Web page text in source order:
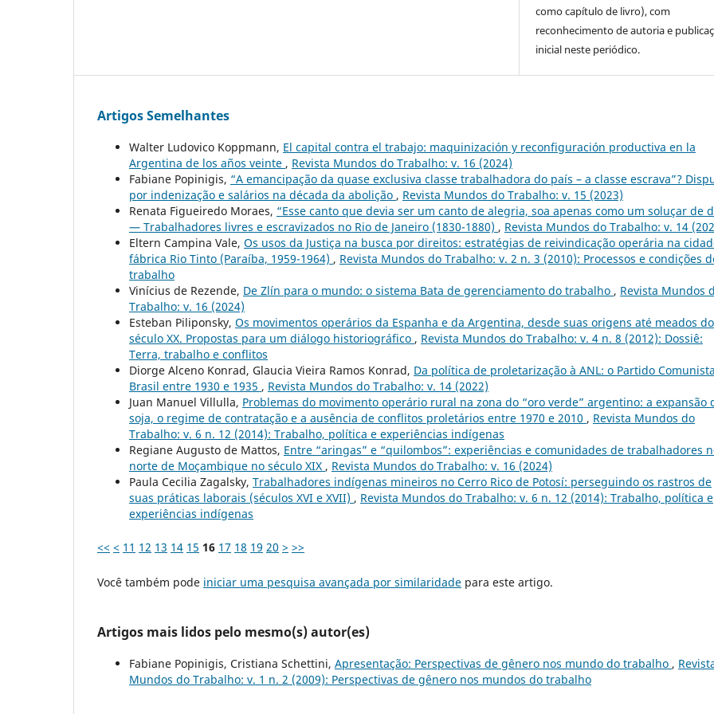
como capítulo de livro), com
reconhecimento de autoria e
inicial neste periódico.
Artigos Semelhantes
Walter Ludovico Koppmann, El capital contra el trabajo: maquinización y reconfiguración productiva en la
Argentina de los años veinte , Revista Mundos do Trabalho: v. 16 (2024)
Fabiane Popinigis, “A emancipação da quase exclusiva classe trabalhadora do país – a classe escrava”?
por indenização e salários na década da abolição , Revista Mundos do Trabalho: v. 15 (2023)
Renata Figueiredo Moraes, “Esse canto que devia ser um canto de alegria, soa apenas como um soluçar de
— Trabalhadores livres e escravizados no Rio de Janeiro (1830-1880) , Revista Mundos do Trabalho: v. 14
Eltern Campina Vale, Os usos da Justiça na busca por direitos: estratégias de reivindicação operária na
fábrica Rio Tinto (Paraíba, 1959-1964) , Revista Mundos do Trabalho: v. 2 n. 3 (2010): Processos e condições
trabalho
Vinícius de Rezende, De Zlín para o mundo: o sistema Bata de gerenciamento do trabalho , Revista Mundos
Trabalho: v. 16 (2024)
Esteban Piliponsky, Os movimentos operários da Espanha e da Argentina, desde suas origens até meados do
século XX. Propostas para um diálogo historiográfico , Revista Mundos do Trabalho: v. 4 n. 8 (2012): Dossiê:
Terra, trabalho e conflitos
Diorge Alceno Konrad, Glaucia Vieira Ramos Konrad, Da política de proletarização à ANL: o Partido
Brasil entre 1930 e 1935 , Revista Mundos do Trabalho: v. 14 (2022)
Juan Manuel Villulla, Problemas do movimento operário rural na zona do “oro verde” argentino: a expansão
soja, o regime de contratação e a ausência de conflitos proletários entre 1970 e 2010 , Revista Mundos do
Trabalho: v. 6 n. 12 (2014): Trabalho, política e experiências indígenas
Regiane Augusto de Mattos, Entre “aringas” e “quilombos”: experiências e comunidades de trabalhadores
norte de Moçambique no século XIX , Revista Mundos do Trabalho: v. 16 (2024)
Paula Cecilia Zagalsky, Trabalhadores indígenas mineiros no Cerro Rico de Potosí: perseguindo os rastros de
suas práticas laborais (séculos XVI e XVII) , Revista Mundos do Trabalho: v. 6 n. 12 (2014): Trabalho, política e
experiências indígenas
<< < 11 12 13 14 15 16 17 18 19 20 > >>
Você também pode iniciar uma pesquisa avançada por similaridade para este artigo.
Artigos mais lidos pelo mesmo(s) autor(es)
Fabiane Popinigis, Cristiana Schettini, Apresentação: Perspectivas de gênero nos mundo do trabalho ,
Mundos do Trabalho: v. 1 n. 2 (2009): Perspectivas de gênero nos mundos do trabalho